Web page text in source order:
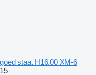
goed staat H16.00 XM-6
15